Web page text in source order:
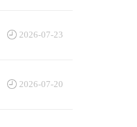
2026-07-23
2026-07-20